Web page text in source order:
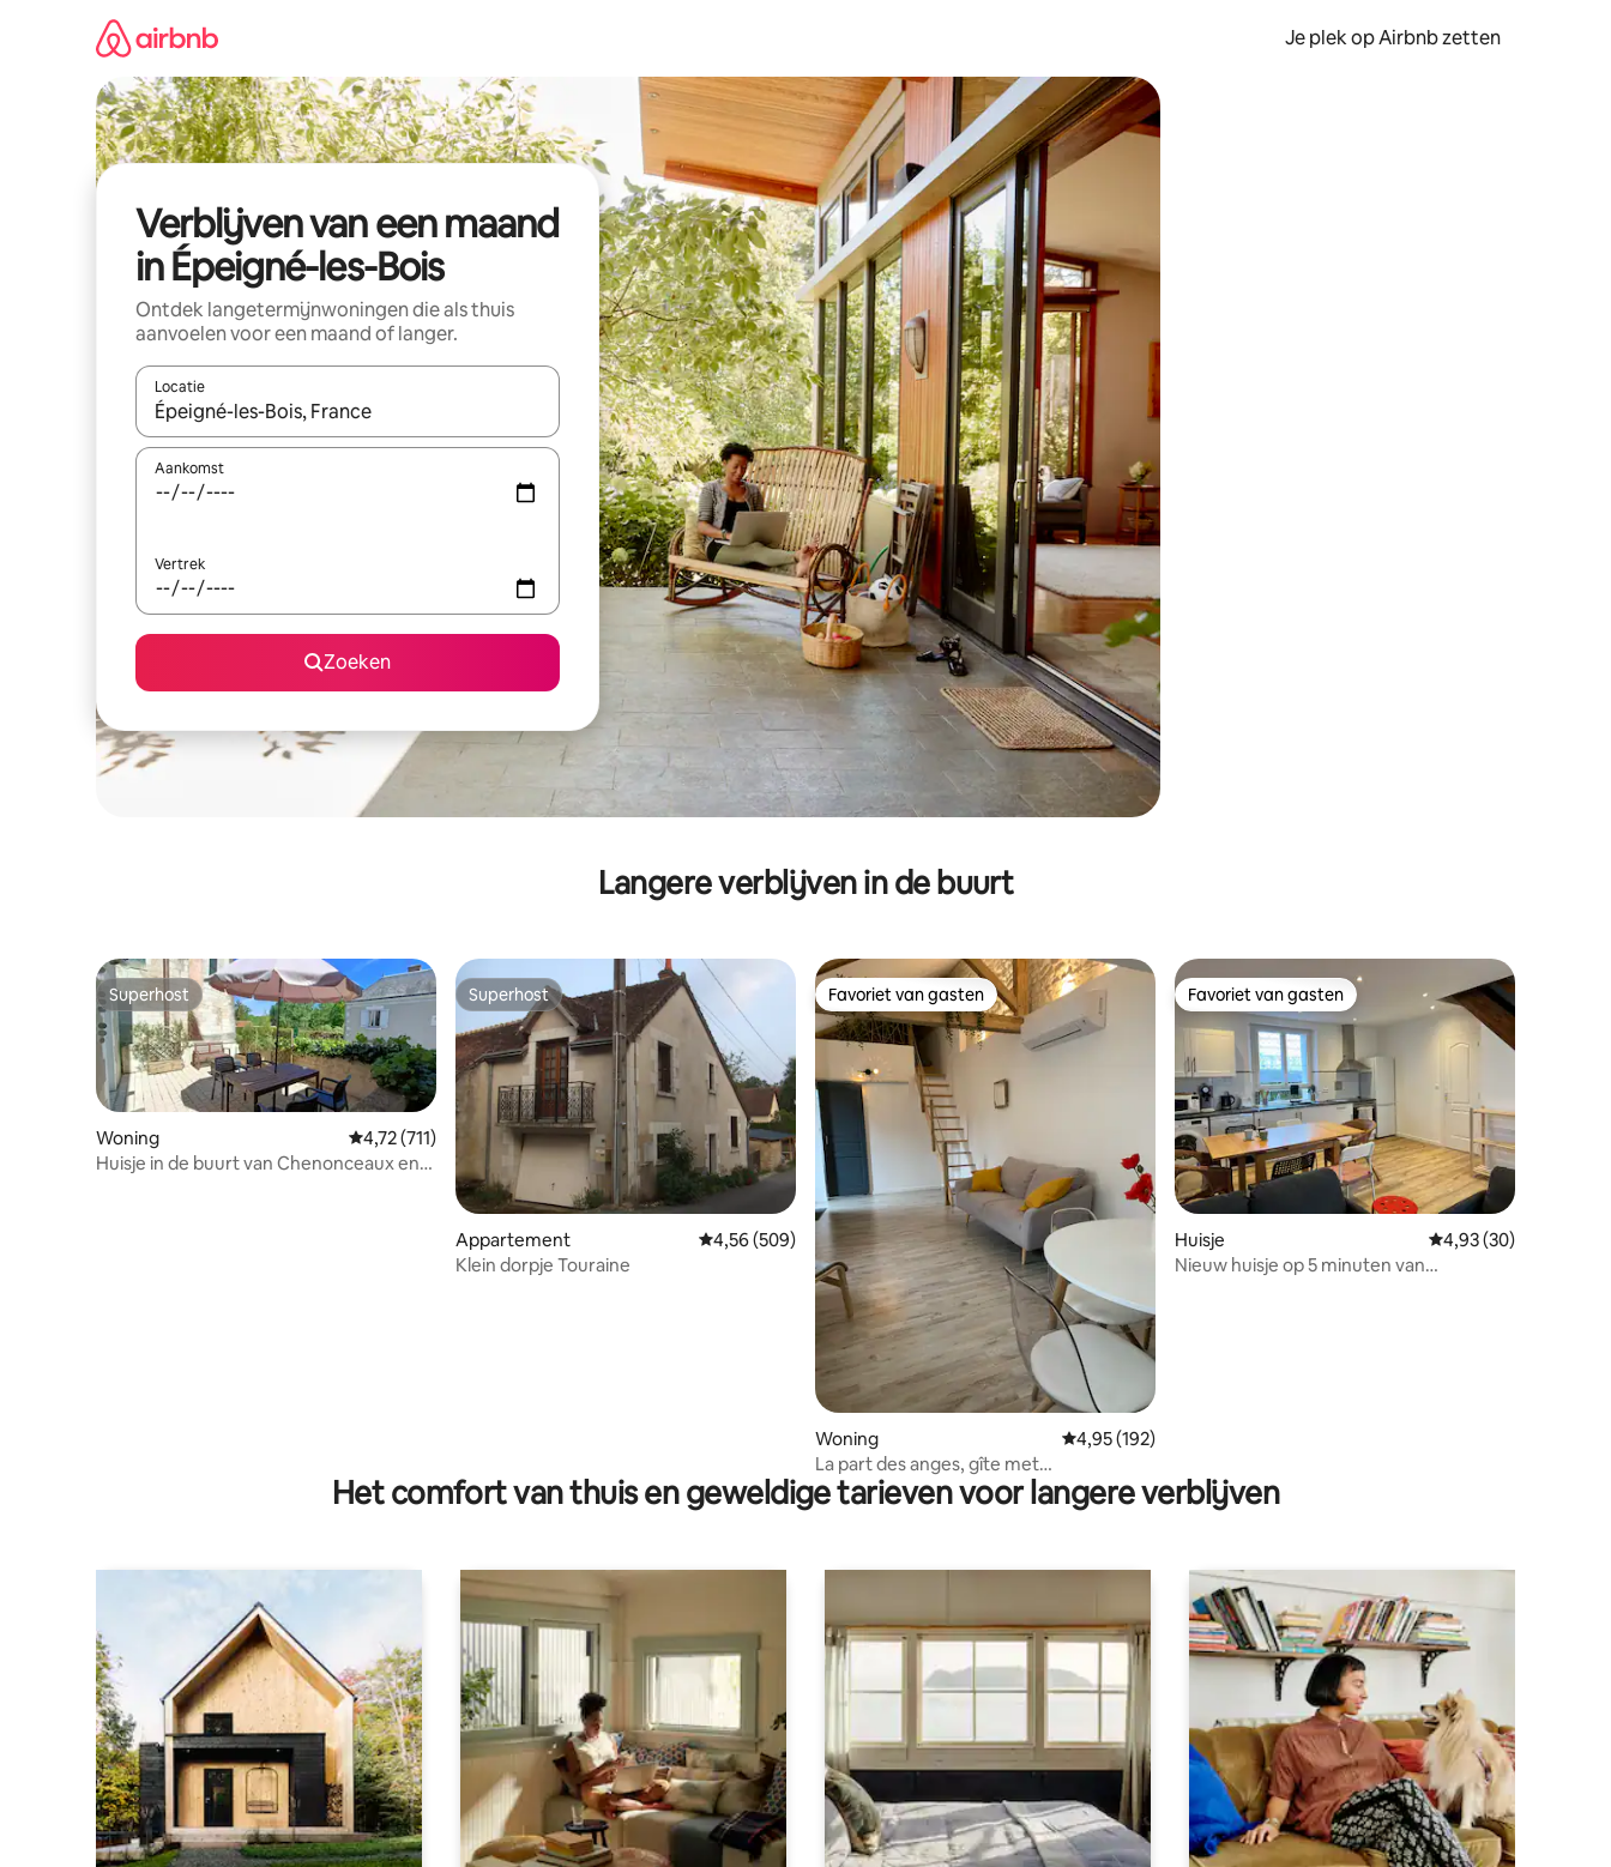
Je plek op Airbnb zetten
Verblijven van een maand
in Épeigné-les-Bois
Ontdek langetermijnwoningen die als thuis
aanvoelen voor een maand of langer.
Locatie
Wanneer er resultaten beschikbaar zijn, maak je een keuze met je de pijltjestoetsen omhoog en omlaag, óf door te tikken of swipen.
Aankomst
Vertrek
Zoeken
Langere verblijven in de buurt
Superhost
Superhost
Woning Gemiddelde beoordeling van 4,72 op 5, 711 recensies
4,72 (711)
Huisje in de buurt van Chenonceaux en
Superhost
Superhost
Appartement Gemiddelde beoordeling van 4,56 op 5, 509 recensies
4,56 (509)
Klein dorpje Touraine
Favoriet van gasten
Favoriet van gasten
Woning Gemiddelde beoordeling van 4,95 op 5, 192 recensies
4,95 (192)
La part des anges, gîte met
airconditioning
Favoriet van gasten
Favoriet van gasten
Huisje Gemiddelde
4,93 (30)
Nieuw huisje op 5 minuten van
Het comfort van thuis en geweldige tarieven voor langere verblijven